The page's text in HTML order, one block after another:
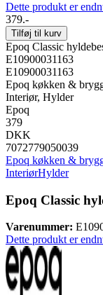
Dette produkt er
379.-
Tilføj til kurv
Epoq Classic
E10900031163
E10900031163
Epoq køkken &
Interiør, Hylder
Epoq
379
DKK
7072779050039
Epoq køkken &
InteriørHylder
Epoq Classic
Varenummer:
Dette produkt er